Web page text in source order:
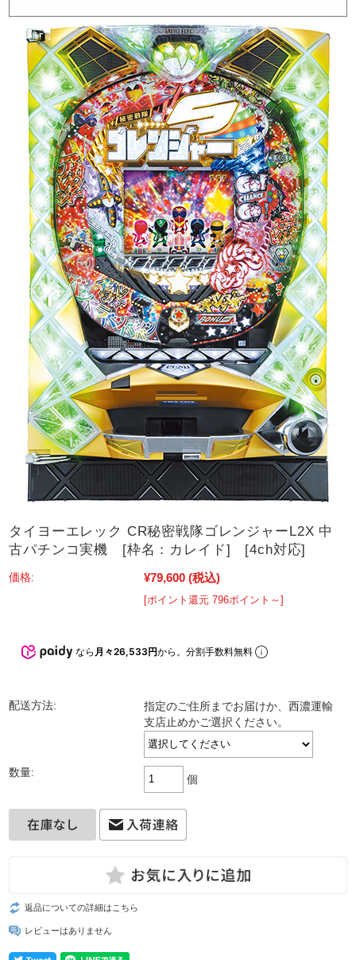
タイヨーエレック CR秘密戦隊ゴレンジャーL2X 中
古パチンコ実機 [枠名：カレイド] [4ch対応]
価格: ¥79,600 (税込)
[ポイント還元 796ポイント～]
なら 月々26,533円から。分割手数料無料
配送方法:
指定のご住所までお届けか、西濃運輸
支店止めかご選択ください。
数量:
個
返品についての詳細はこちら
レビューはありません